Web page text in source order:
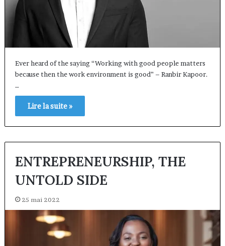
Ever heard of the saying “Working with good people matters
because then the work environment is good” – Ranbir Kapoor.
…
Lire la suite »
ENTREPRENEURSHIP, THE
UNTOLD SIDE
25 mai 2022